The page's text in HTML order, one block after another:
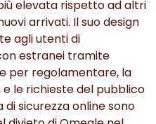
elevata rispetto ad altri
arrivati. Il suo design
agli utenti di
estranei tramite
per regolamentare, la
le richieste del pubblico
sicurezza online sono